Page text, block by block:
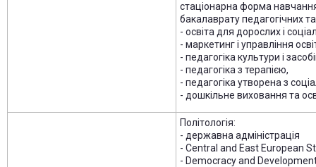
стаціонарна форма
бакалаврату педагогічних
- освіта для дорослих і
- маркетинг і управління
- педагогіка культури і
- педагогіка з терапією,
- педагогіка утворена з
- дошкільне виховання та
Політологія:
- державна адміністрація
- Central and East European
- Democracy and